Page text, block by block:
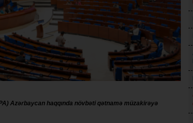
Azərbaycan haqqında növbəti qətnamə müzakirəyə